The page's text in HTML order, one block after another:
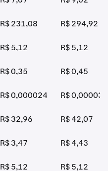
R$ 231,08 R$ 294,92
R$ 5,12 R$ 5,12
R$ 0,35 R$ 0,45
R$ 0,000024 R$ 0,000031
R$ 32,96 R$ 42,07
R$ 3,47 R$ 4,43
R$ 5,12 R$ 5,12